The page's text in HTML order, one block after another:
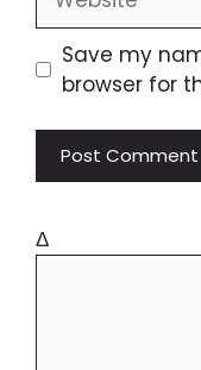
Save my
browser for
Δ